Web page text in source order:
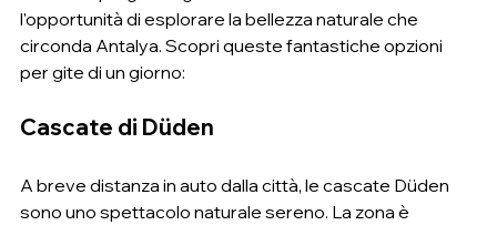
l'opportunità di esplorare la bellezza naturale che
circonda Antalya. Scopri queste fantastiche opzioni
per gite di un giorno:
Cascate di Düden
A breve distanza in auto dalla città, le cascate Düden
sono uno spettacolo naturale sereno. La zona è